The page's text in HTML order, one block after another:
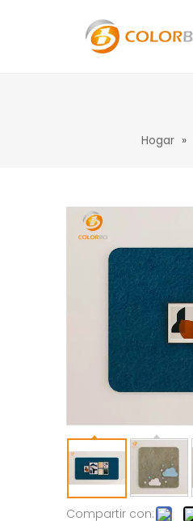
Hogar »
Compartir con: